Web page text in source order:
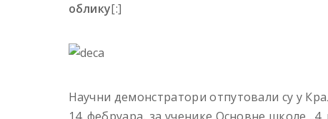
облику[:]
Научни демонстратори отпутовали су у